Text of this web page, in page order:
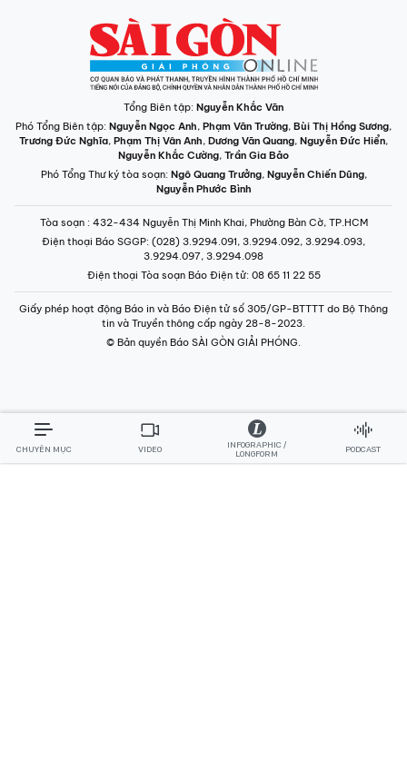
Tổng Biên tập: Nguyễn Khắc Văn
Phó Tổng Biên tập: Nguyễn Ngọc Anh, Phạm Văn Trường, Bùi Thị Hồng Sương,
Trương Đức Nghĩa, Phạm Thị Vân Anh, Dương Văn Quang, Nguyễn Đức Hiển,
Nguyễn Khắc Cường, Trần Gia Bảo
Phó Tổng Thư ký tòa soạn: Ngô Quang Trưởng, Nguyễn Chiến Dũng,
Nguyễn Phước Bình
Tòa soạn : 432-434 Nguyễn Thị Minh Khai, Phường Bàn Cờ, TP.HCM
Điện thoại Báo SGGP: (028) 3.9294.091, 3.9294.092, 3.9294.093,
3.9294.097, 3.9294.098
Điện thoại Tòa soạn Báo Điện tử: 08 65 11 22 55
Giấy phép hoạt động Báo in và Báo Điện tử số 305/GP-BTTTT do Bộ Thông
tin và Truyền thông cấp ngày 28-8-2023.
© Bản quyền Báo SÀI GÒN GIẢI PHÓNG.
CHUYÊN MỤC VIDEO
INFOGRAPHIC /
LONGFORM
PODCAST